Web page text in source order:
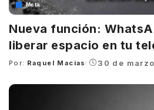
Meta
Nueva función:
liberar espacio en tu
Posted
Por: Raquel Macias 30 de